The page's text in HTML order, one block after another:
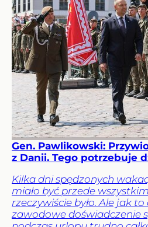
Gen. Pawlikowski:
z Danii. Tego potrzebuje
Kilka dni spędzonych
miało być przede
rzeczywiście było. Ale jak
zawodowe doświadczenie